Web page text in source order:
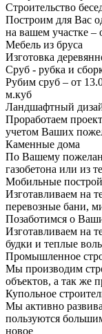
Строительство
Построим для Вас
на вашем участке –
Мебель из бруса
Изготовка
Сруб - рубка и
Рубим сруб – от
м.куб
Ландшафтный
Проработаем
учетом Ваших
Каменные дома
По Вашему
газобетона или из
Мобильные
Изготавливаем на
перевозные бани,
Позаботимся о
Изготавливаем на
будки и теплые
Промышленное
Мы производим
объектов, а так же
Купольное
Мы активно
пользуются
новое